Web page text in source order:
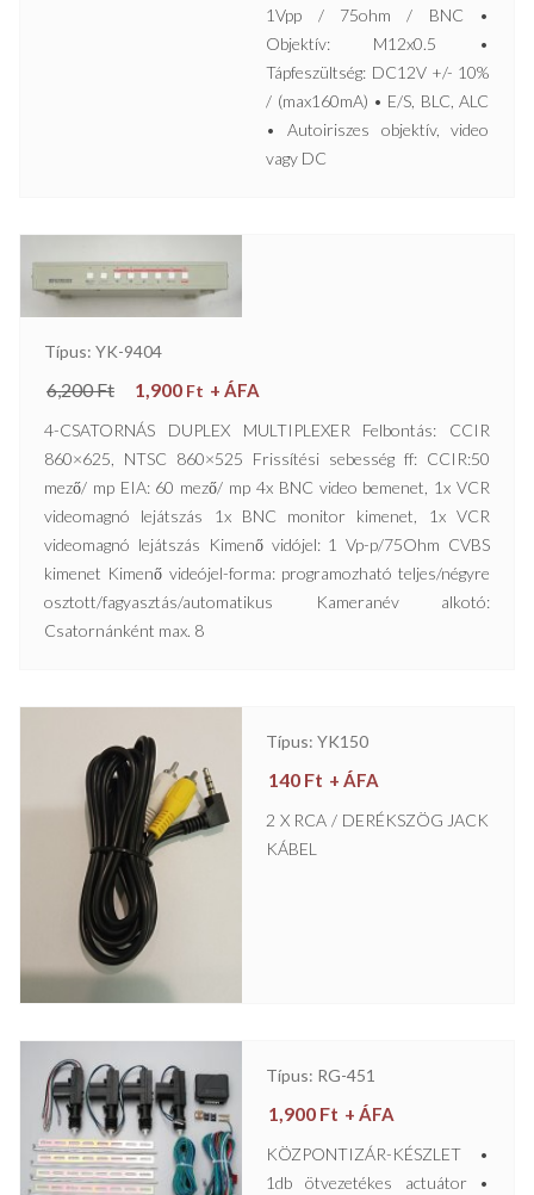
1Vpp / 75ohm / BNC •
Objektív: M12x0.5 •
Tápfeszültség: DC12V +/- 10%
/ (max160mA) • E/S, BLC, ALC
• Autoiriszes objektív, video
vagy DC
Típus: YK-9404
6,200Ft 1,900 Ft + ÁFA
4-CSATORNÁS DUPLEX MULTIPLEXER Felbontás: CCIR
860×625, NTSC 860×525 Frissítési sebesség ff: CCIR:50
mező/ mp EIA: 60 mező/ mp 4x BNC video bemenet, 1x VCR
videomagnó lejátszás 1x BNC monitor kimenet, 1x VCR
videomagnó lejátszás Kimenő vidójel: 1 Vp-p/75Ohm CVBS
kimenet Kimenő videójel-forma: programozható teljes/négyre
osztott/fagyasztás/automatikus Kameranév alkotó:
Csatornánként max. 8
Típus: YK150
140 Ft + ÁFA
2 X RCA / DERÉKSZÖG JACK
KÁBEL
Típus: RG-451
1,900 Ft + ÁFA
KÖZPONTIZÁR-KÉSZLET •
1db ötvezetékes actuátor •